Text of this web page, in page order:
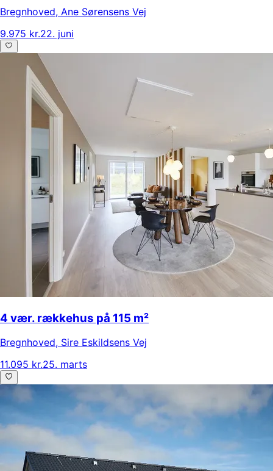
Bregnhoved, Ane Sørensens Vej
9.975 kr.22. juni
4 vær. rækkehus på 115 m²
Bregnhoved, Sire Eskildsens Vej
11.095 kr.25. marts